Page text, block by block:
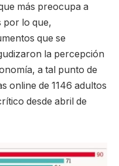
más preocupa a
por lo que,
que se
la percepción
a tal punto de
online de 1146 adultos
desde abril de